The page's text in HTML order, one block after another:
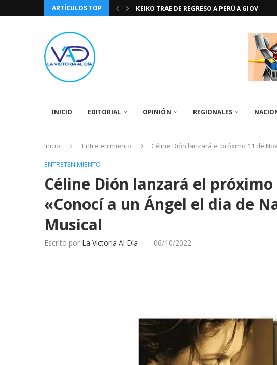
ARTÍCULOS TOP
KEIKO TRAE DE REGRESO A PERÚ A GIOVANNA
INICIO EDITORIAL OPINIÓN REGIONALES
Inicio Entretenimiento
Céline Dión lanzará el próximo 11 de
ENTRETENIMIENTO
Céline Dión lanzará el
«Conocí a un Ángel el dia de
Musical
Escrito por La Victoria Al Día 06/10/2022